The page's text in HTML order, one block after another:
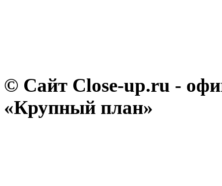
© Сайт Close-up.ru -
«Крупный план»